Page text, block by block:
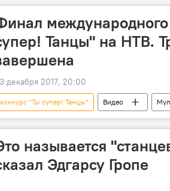
Танцы" на НТВ.
декабря 2017, 20:00
конкурс "Ты супер! Танцы" Видео
Один за всех: Эдгарс Гропе в проекте "Ты супер!
называется
Эдгарсу Гропе